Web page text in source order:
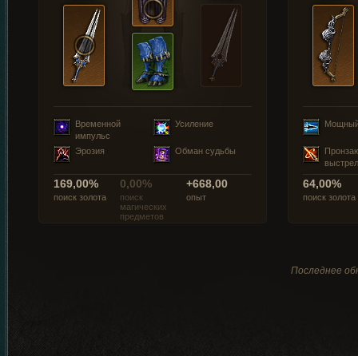
Временной
импульс
Усиление
Эрозия Обман судьбы
169,00%
поиск золота
0,00%
поиск
магических
предметов
+668,00
опыт
выстрел
64,00%
поиск золота
Последнее